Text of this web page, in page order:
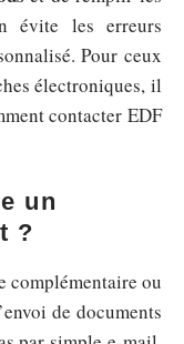
évite les erreurs
Pour ceux
électroniques, il
contacter EDF
un
?
complémentaire ou
de documents